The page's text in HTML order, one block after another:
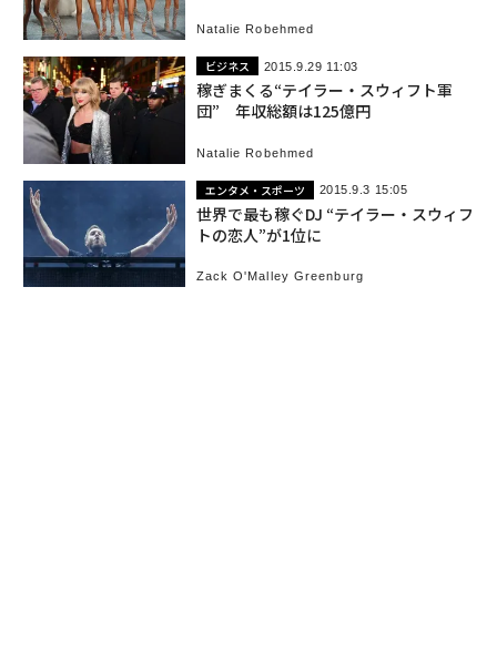
Natalie Robehmed
ビジネス 2015.9.29 11:03
稼ぎまくる“テイラー・スウィフト軍
団” 年収総額は125億円
Natalie Robehmed
エンタメ・スポーツ 2015.9.3 15:05
世界で最も稼ぐDJ “テイラー・スウィフ
トの恋人”が1位に
Zack O'Malley Greenburg